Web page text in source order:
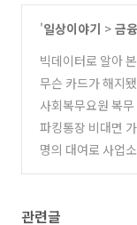
'일상이야기 > 금
빅데이터로 알아
우수한 연금저축
무슨 카드가 해지
로 즉시 확인하는
사회복무요원 복
급 가능한 대상은?
파킹통장 비대면
인식과 앱 설정 체
명의 대여로 사업
관련글